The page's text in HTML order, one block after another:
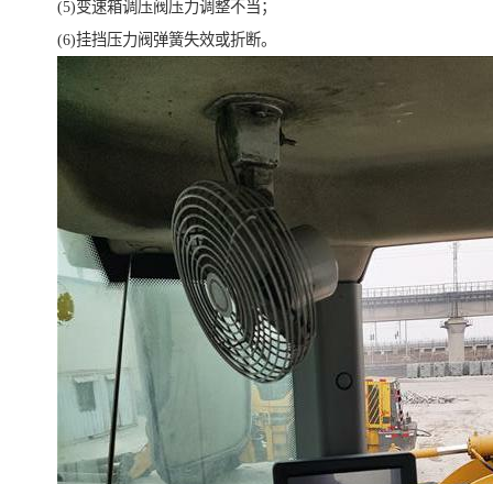
(5)变速箱调压阀压力调整不当；
(6)挂挡压力阀弹簧失效或折断。